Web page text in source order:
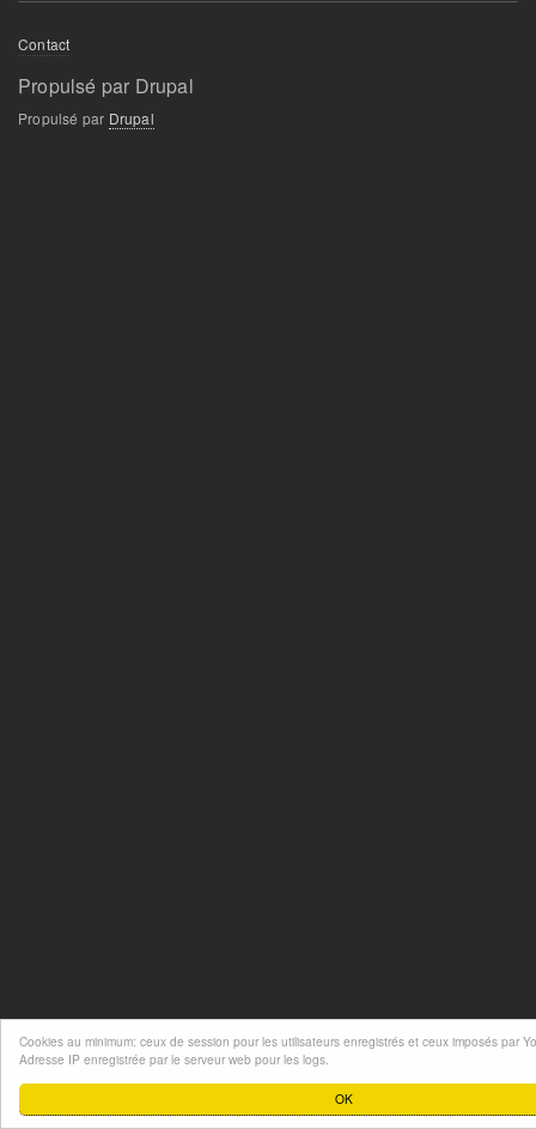
OK
Cookies au minimum: ceux de session pour les utilisateurs enregistrés et ceux imposés par
Adresse IP enregistrée par le serveur web pour les logs.
Menu
de
page
Contact
Propulsé par Drupal
Propulsé par Drupal